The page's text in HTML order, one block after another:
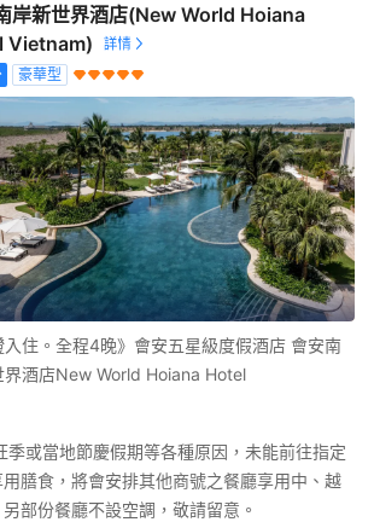
岸新世界酒店(New World Hoiana
Vietnam)
豪華型
入住。全程4晚》會安五星級度假酒店 會安南
界酒店New World Hoiana Hotel
季或當地節慶假期等各種原因，未能前往指定
用膳食，將會安排其他商號之餐廳享用中、越
部份餐廳不設空調，敬請留意。